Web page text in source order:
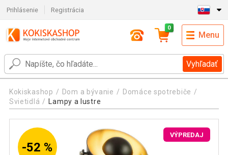
Prihlásenie Registrácia
Vyhľadať
0
Menu
Kokiskashop Dom a bývanie
Domáce spotrebiče
Svietidlá
Lampy a lustre
-52 %
VÝPREDAJ